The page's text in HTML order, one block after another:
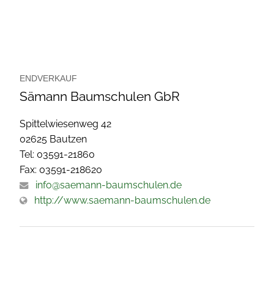
ENDVERKAUF
Sämann Baumschulen GbR
Spittelwiesenweg 42
02625 Bautzen
Tel: 03591-21860
Fax: 03591-218620
info@saemann-baumschulen.de
http://www.saemann-baumschulen.de